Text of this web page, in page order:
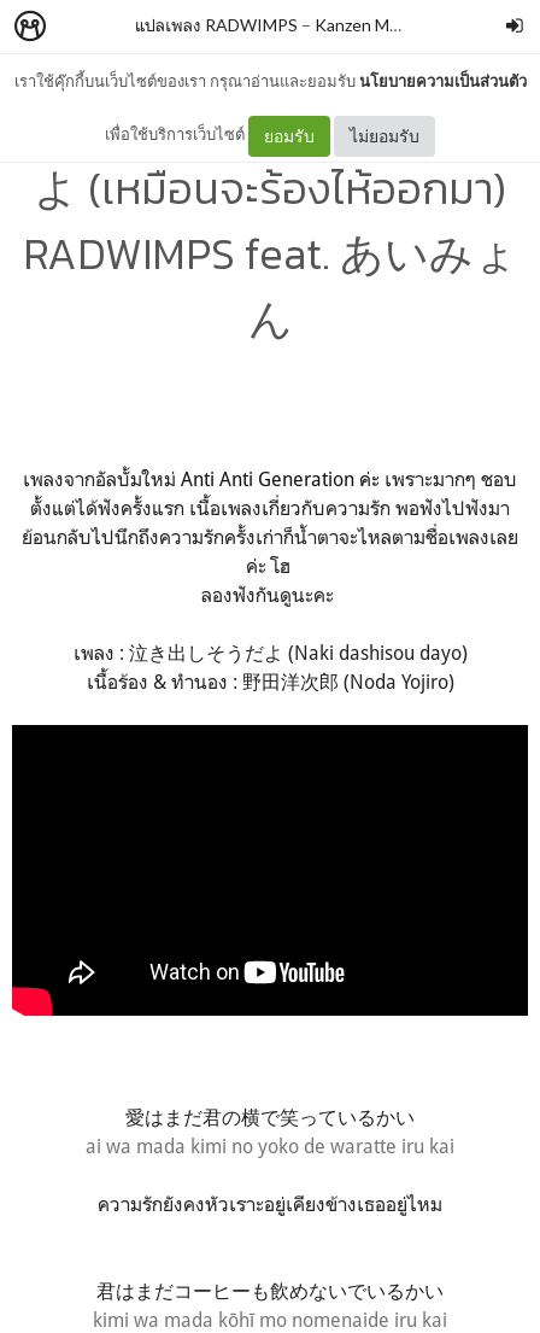
เราใช้คุ๊กกี้บนเว็บไซต์ของเรา กรุณาอ่านและยอมรับนโยบายความเป็นส่วนตัว
เพื่อใช้บริการเว็บไซต์ ยอมรับ ไม่ยอมรับ
แปลเพลง RADWIMPS – Kanzen Memeshe
แปลเพลง 泣き出しそうだ
よ (เหมือนจะร้องไห้ออกมา)
RADWIMPS feat. あいみょ
ん
เพลงจากอัลบั้มใหม่ Anti Anti Generation ค่ะ เพราะมากๆ ชอบ
ตั้งแต่ได้ฟังครั้งแรก เนื้อเพลงเกี่ยวกับความรัก พอฟังไปฟังมา
ย้อนกลับไปนึกถึงความรักครั้งเก่าก็น้ำตาจะไหลตามชื่อเพลงเลย
ค่ะ โฮ
ลองฟังกันดูนะคะ
เพลง : 泣き出しそうだよ (Naki dashisou dayo)
เนื้อร้อง & ทำนอง : 野田洋次郎 (Noda Yojiro)
愛はまだ君の横で笑っているかい
ai wa mada kimi no yoko de waratte iru kai
ความรักยังคงหัวเราะอยู่เคียงข้างเธออยู่ไหม
君はまだコーヒーも飲めないでいるかい
kimi wa mada kōhī mo nomenaide iru kai